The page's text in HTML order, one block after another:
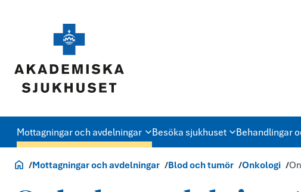
Mottagningar och avdelningar Besöka sjukhuset Behandlingar
Akademiska.se
Mottagningar och avdelningar Blod och tumör Onkologi